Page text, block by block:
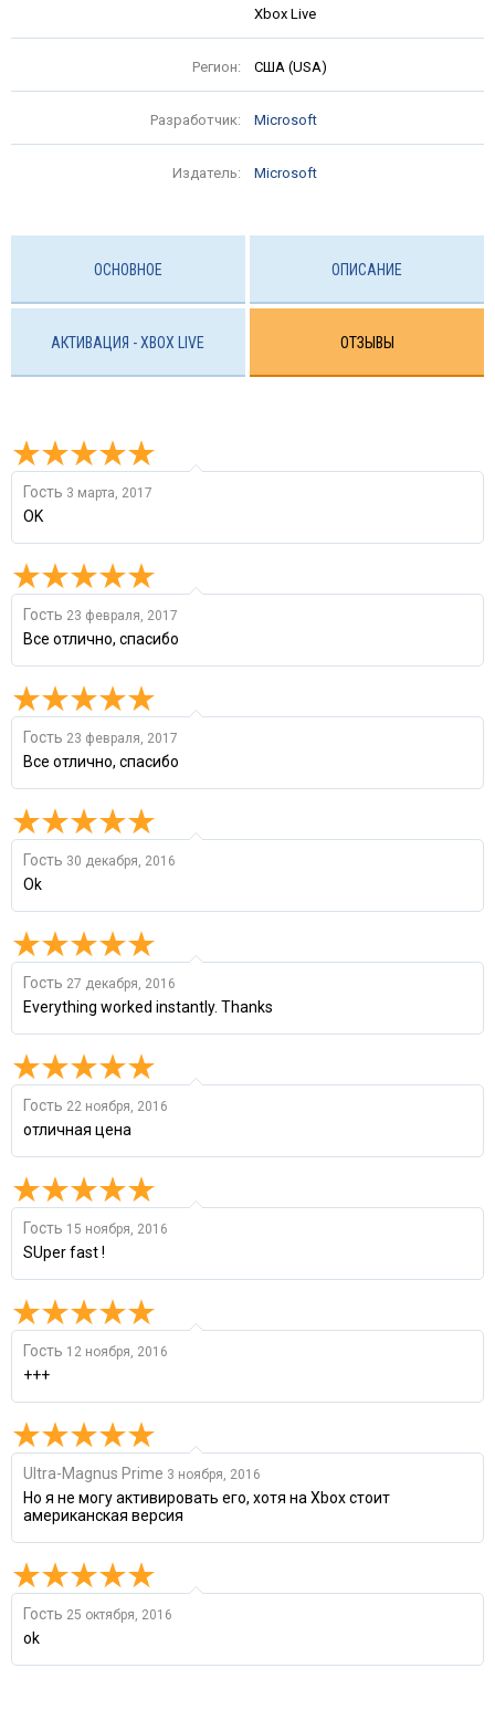
Xbox Live
Регион: США (USA)
Разработчик: Microsoft
Издатель: Microsoft
ОСНОВНОЕ ОПИСАНИЕ
АКТИВАЦИЯ - XBOX LIVE ОТЗЫВЫ
Гость 3 марта, 2017
OK
Гость 23 февраля, 2017
Все отлично, спасибо
Гость 23 февраля, 2017
Все отлично, спасибо
Гость 30 декабря, 2016
Ok
Гость 27 декабря, 2016
Everything worked instantly. Thanks
Гость 22 ноября, 2016
отличная цена
Гость 15 ноября, 2016
SUper fast !
Гость 12 ноября, 2016
+++
Ultra-Magnus Prime 3 ноября, 2016
Но я не могу активировать его, хотя на Xbox стоит
американская версия
Гость 25 октября, 2016
ok